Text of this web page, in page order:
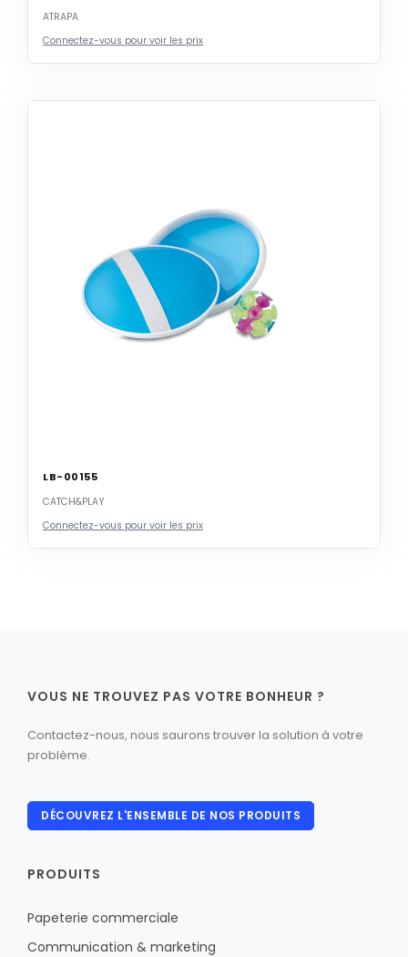
ATRAPA
Connectez-vous pour voir les prix
LB-00155
CATCH&PLAY
Connectez-vous pour voir les prix
VOUS NE TROUVEZ PAS VOTRE BONHEUR ?
Contactez-nous, nous saurons trouver la solution à votre
problème.
DÉCOUVREZ L'ENSEMBLE DE NOS PRODUITS
PRODUITS
Papeterie commerciale
Communication & marketing